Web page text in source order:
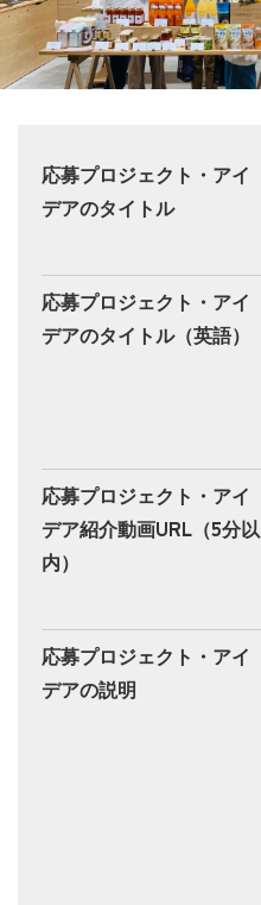
応募プロジェクト・アイ
デアのタイトル
応募プロジェクト・アイ
デアのタイトル（英語）
応募プロジェクト・アイ
デア紹介動画URL（5分以
内）
応募プロジェクト・アイ
デアの説明